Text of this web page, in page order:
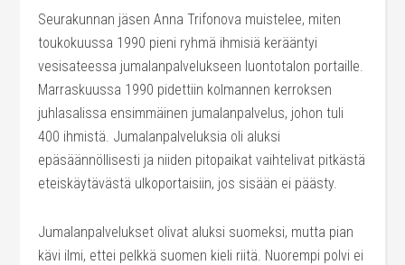
Seurakunnan jäsen Anna Trifonova muistelee, miten
toukokuussa 1990 pieni ryhmä ihmisiä kerääntyi
vesisateessa jumalanpalvelukseen luontotalon portaille.
Marraskuussa 1990 pidettiin kolmannen kerroksen
juhlasalissa ensimmäinen jumalanpalvelus, johon tuli
400 ihmistä. Jumalanpalveluksia oli aluksi
epäsäännöllisesti ja niiden pitopaikat vaihtelivat pitkästä
eteiskäytävästä ulkoportaisiin, jos sisään ei päästy.
Jumalanpalvelukset olivat aluksi suomeksi, mutta pian
kävi ilmi, ettei pelkkä suomen kieli riitä. Nuorempi polvi ei